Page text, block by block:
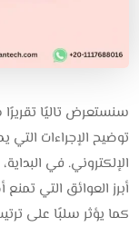
سنستعرض تاليًا
توضيح الإجراءات
الإلكتروني. في
أبرز العوائق التي
كما يؤثر سلبًا على